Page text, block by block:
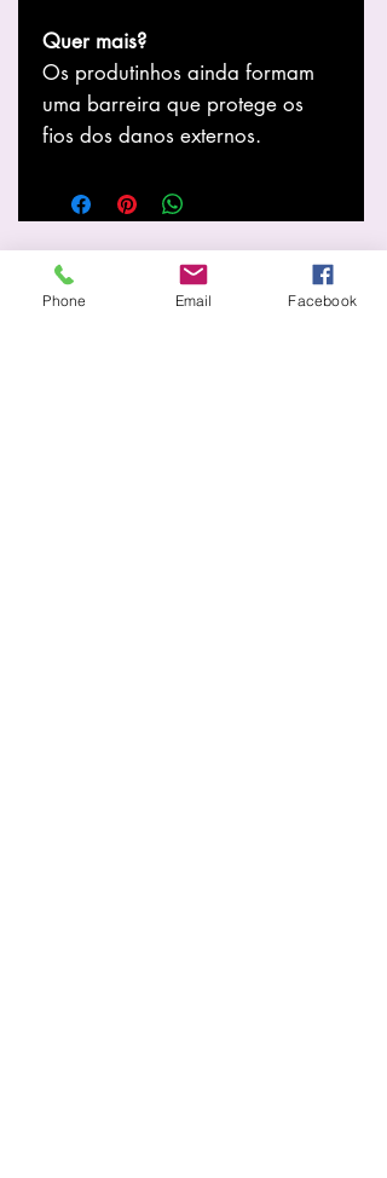
Quer mais?
Os produtinhos ainda formam
uma barreira que protege os
fios dos danos externos.
Savoir plus
Phone Email Facebook